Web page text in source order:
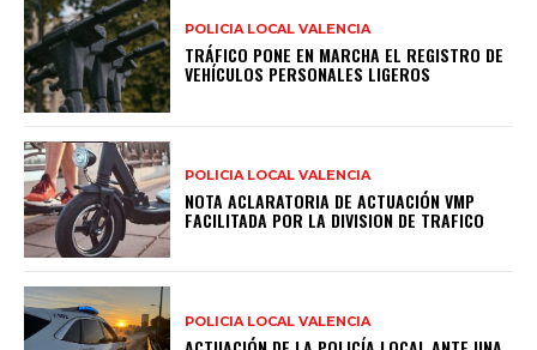
POLICIA LOCAL VALENCIA
TRÁFICO PONE EN MARCHA EL REGISTRO DE
VEHÍCULOS PERSONALES LIGEROS
POLICIA LOCAL VALENCIA
NOTA ACLARATORIA DE ACTUACIÓN VMP
FACILITADA POR LA DIVISION DE TRAFICO
POLICIA LOCAL VALENCIA